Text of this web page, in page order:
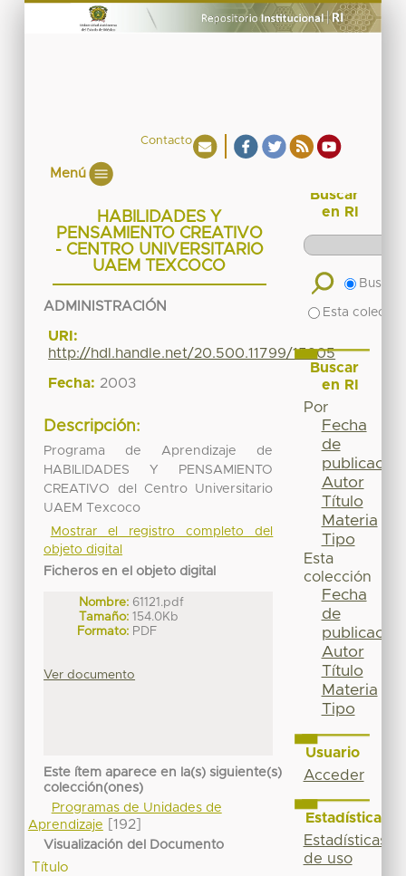
Contacto
Menú
HABILIDADES Y
PENSAMIENTO CREATIVO
- CENTRO UNIVERSITARIO
UAEM TEXCOCO
ADMINISTRACIÓN
URI:
http://hdl.handle.net/20.500.11799/15905
Fecha: 2003
Descripción:
Programa de Aprendizaje de
HABILIDADES Y PENSAMIENTO
CREATIVO del Centro Universitario
UAEM Texcoco
Mostrar el registro completo del
objeto digital
Ficheros en el objeto digital
Nombre: 61121.pdf
Tamaño: 154.0Kb
Formato: PDF
Ver documento
Este ítem aparece en la(s) siguiente(s)
colección(ones)
Programas de Unidades de
Aprendizaje
[192]
Visualización del Documento
Título
Buscar
en RI
Buscar
Esta
Buscar
en RI
Por
Fecha
de
publicación
Autor
Título
Materia
Tipo
Esta
colección
Fecha
de
publicación
Autor
Título
Materia
Tipo
Usuario
Acceder
Estadísticas
Estadísticas
de uso